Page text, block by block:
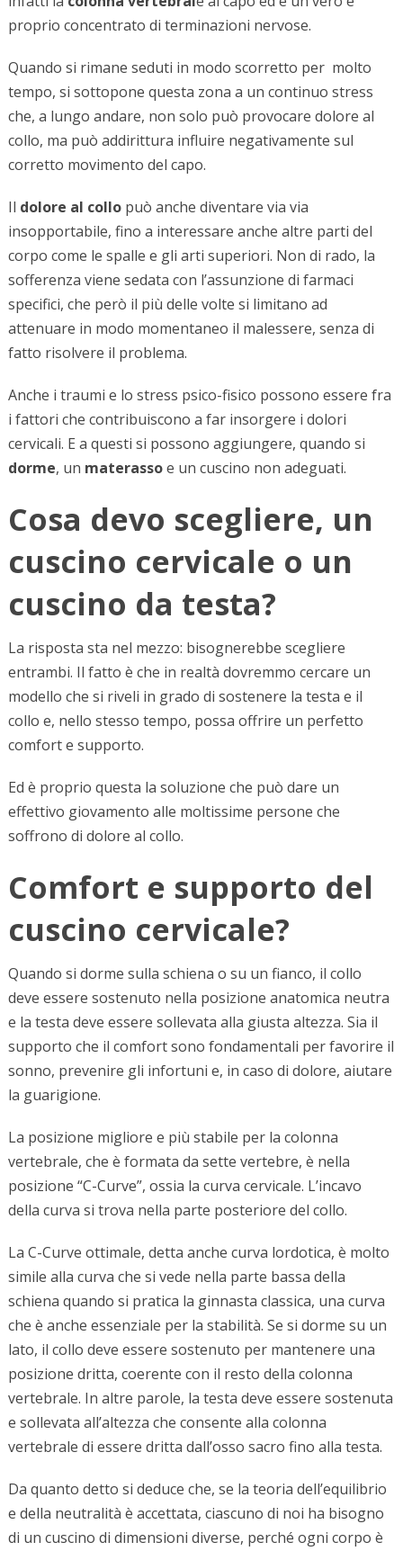
proprio concentrato di terminazioni nervose.
Quando si rimane seduti in modo scorretto per molto
tempo, si sottopone questa zona a un continuo stress
che, a lungo andare, non solo può provocare dolore al
collo, ma può addirittura influire negativamente sul
corretto movimento del capo.
Il dolore al collo può anche diventare via via
insopportabile, fino a interessare anche altre parti del
corpo come le spalle e gli arti superiori. Non di rado, la
sofferenza viene sedata con l’assunzione di farmaci
specifici, che però il più delle volte si limitano ad
attenuare in modo momentaneo il malessere, senza di
fatto risolvere il problema.
Anche i traumi e lo stress psico-fisico possono essere fra
i fattori che contribuiscono a far insorgere i dolori
cervicali. E a questi si possono aggiungere, quando si
dorme, un materassoe un cuscino non adeguati.
Cosa devo scegliere, un
cuscino cervicale o un
cuscino da testa?
La risposta sta nel mezzo: bisognerebbe scegliere
entrambi. Il fatto è che in realtà dovremmo cercare un
modello che si riveli in grado di sostenere la testa e il
collo e, nello stesso tempo, possa offrire un perfetto
comfort e supporto.
Ed è proprio questa la soluzione che può dare un
effettivo giovamento alle moltissime persone che
soffrono di dolore al collo.
Comfort e supporto del
cuscino cervicale?
Quando si dorme sulla schiena o su un fianco, il collo
deve essere sostenuto nella posizione anatomica neutra
e la testa deve essere sollevata alla giusta altezza. Sia il
supporto che il comfort sono fondamentali per favorire il
sonno, prevenire gli infortuni e, in caso di dolore, aiutare
la guarigione.
La posizione migliore e più stabile per la colonna
vertebrale, che è formata da sette vertebre, è nella
posizione “C-Curve”, ossia la curva cervicale. L’incavo
della curva si trova nella parte posteriore del collo.
La C-Curve ottimale, detta anche curva lordotica, è molto
simile alla curva che si vede nella parte bassa della
schiena quando si pratica la ginnasta classica, una curva
che è anche essenziale per la stabilità. Se si dorme su un
lato, il collo deve essere sostenuto per mantenere una
posizione dritta, coerente con il resto della colonna
vertebrale. In altre parole, la testa deve essere sostenuta
e sollevata all’altezza che consente alla colonna
vertebrale di essere dritta dall’osso sacro fino alla testa.
Da quanto detto si deduce che, se la teoria dell’equilibrio
e della neutralità è accettata, ciascuno di noi ha bisogno
di un cuscino di dimensioni diverse, perché ogni corpo è